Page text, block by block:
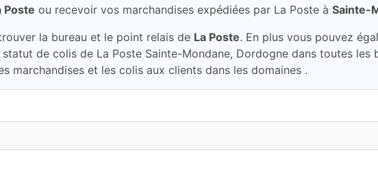
Poste ou recevoir vos marchandises expédiées par La Poste à Sainte-
la bureau et le point relais de La Poste. En plus vous pouvez
de colis de La Poste Sainte-Mondane, Dordogne dans toutes les
marchandises et les colis aux clients dans les domaines .